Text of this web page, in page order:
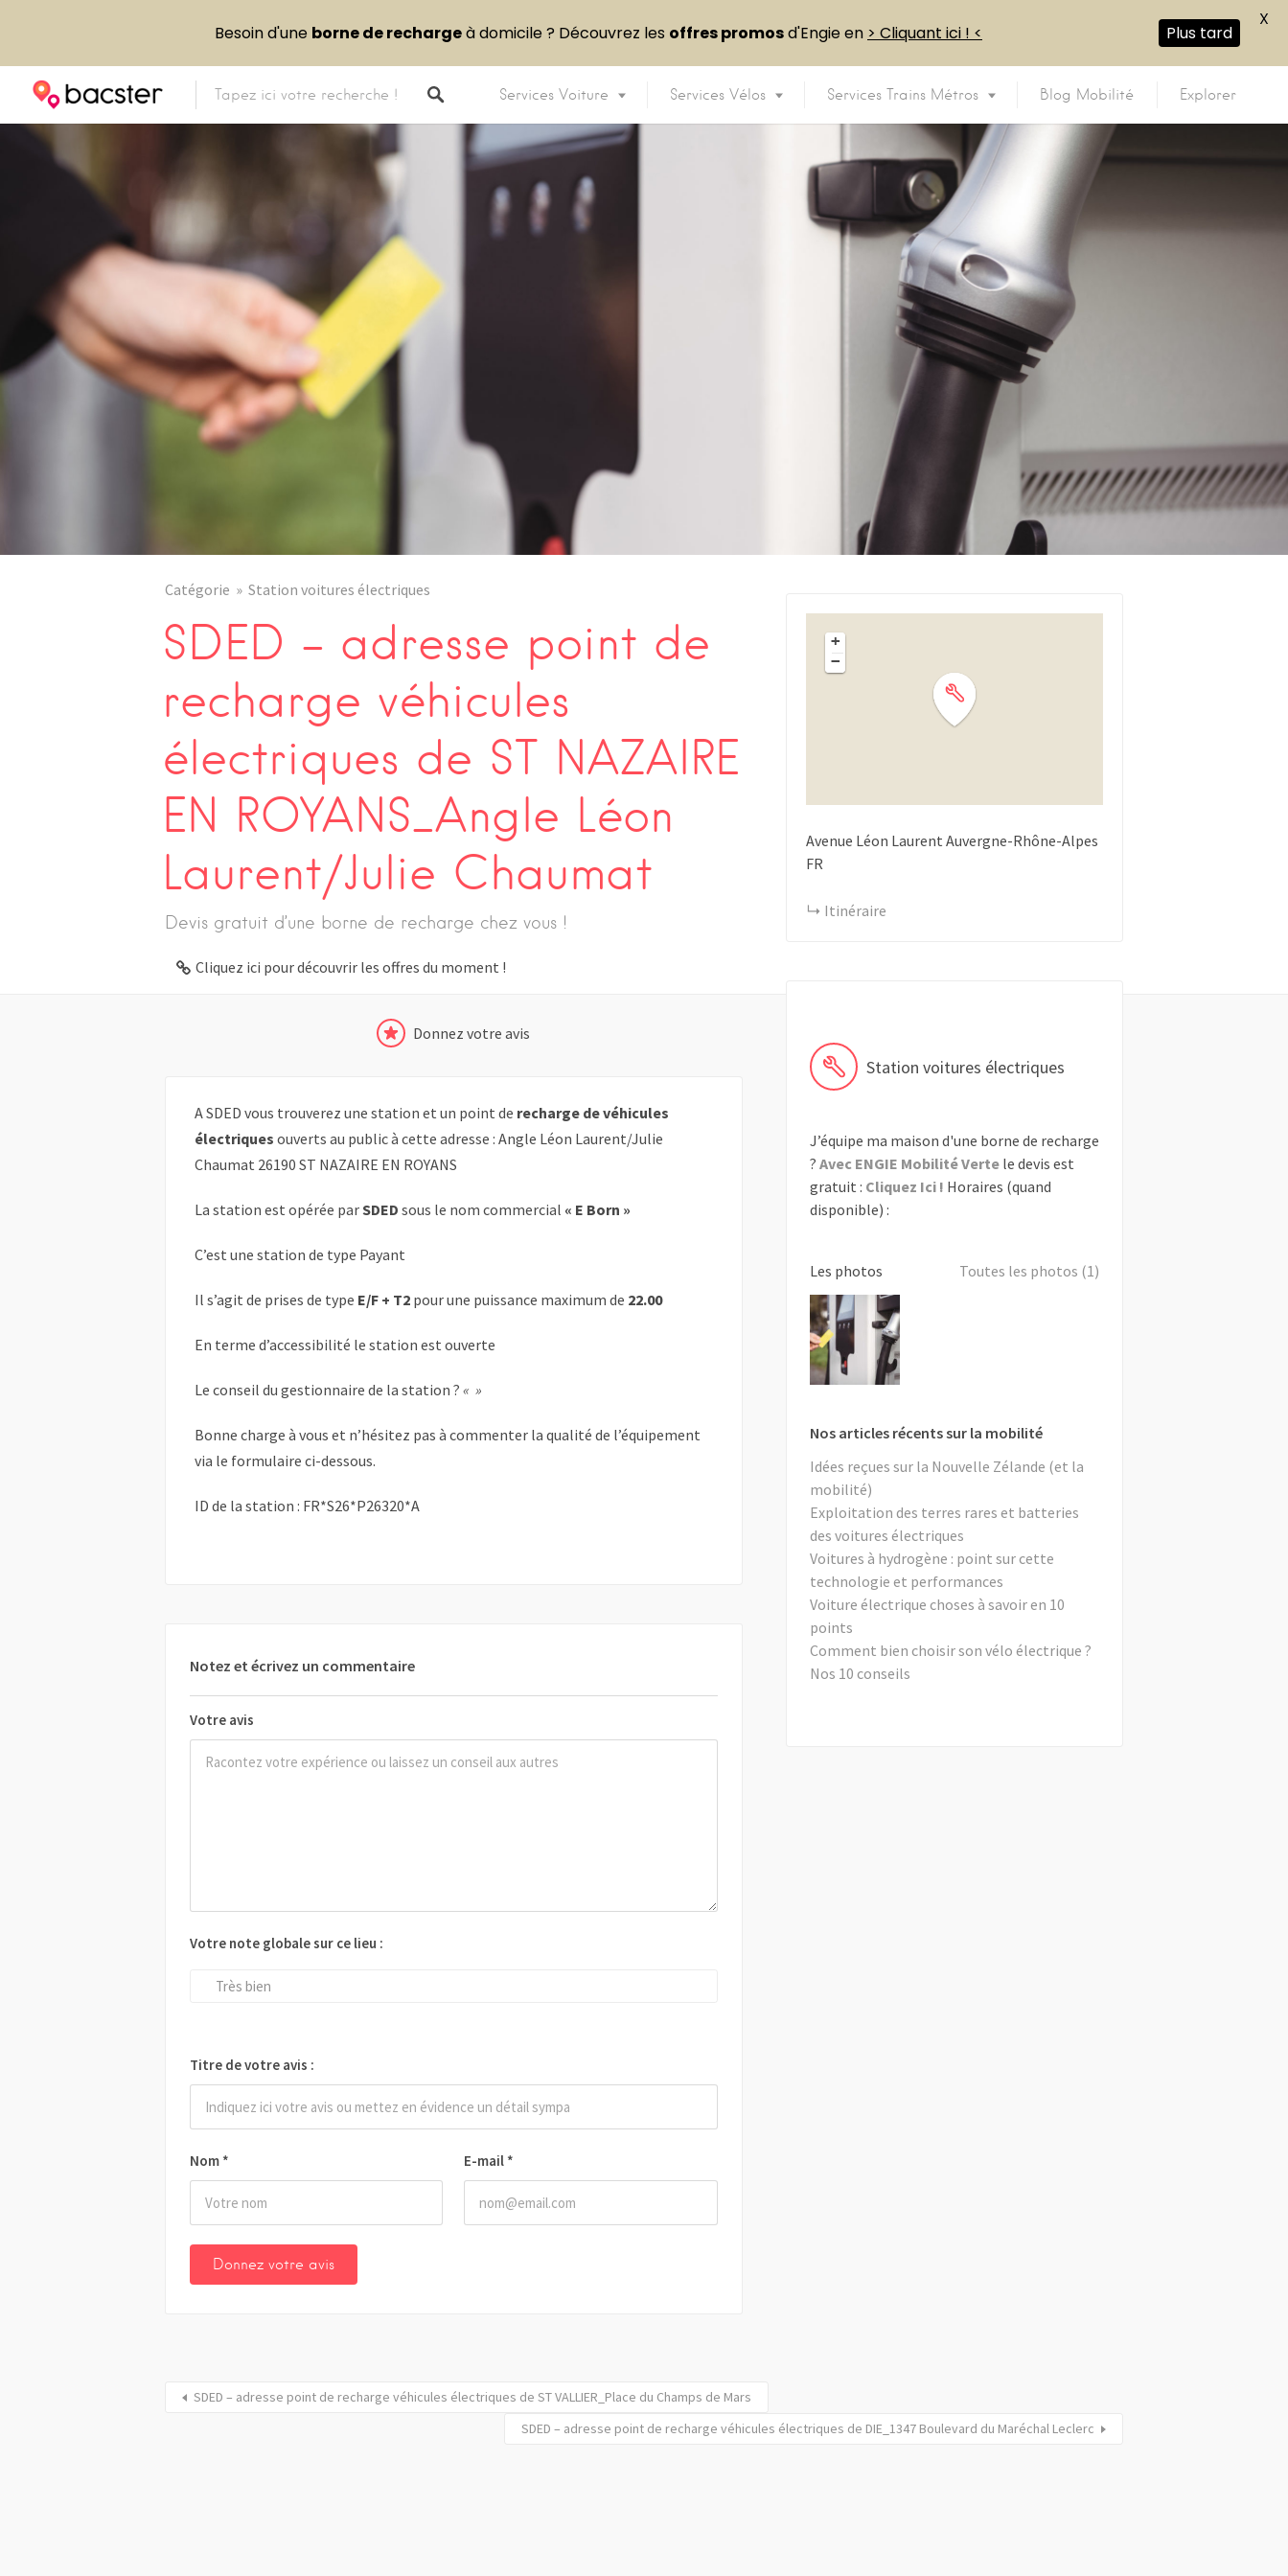
Services Voiture Services Vélos Services Trains Métros Blog Mobilité Explorer
Catégorie Station voitures électriques
SDED – adresse point de
recharge véhicules
électriques de ST NAZAIRE
EN ROYANS_Angle Léon
Laurent/Julie Chaumat
Devis gratuit d’une borne de recharge chez vous !
Cliquez ici pour découvrir les offres du moment !
Donnez votre avis
A SDED vous trouverez une station et un point de recharge de véhicules
électriques ouverts au public à cette adresse : Angle Léon Laurent/Julie
Chaumat 26190 ST NAZAIRE EN ROYANS
La station est opérée parSDED sous le nom commercial « E Born »
C’est une station de type Payant
Il s’agit de prises de type E/F + T2 pour une puissance maximum de 22.00
En terme d’accessibilité le station est ouverte
Le conseil du gestionnaire de la station ? « »
Bonne charge à vous et n’hésitez pas à commenter la qualité de l’équipement
via le formulaire ci-dessous.
ID de la station : FR*S26*P26320*A
Notez et écrivez un commentaire
Votre avis
Nom * E-mail *
Votre note globale sur ce lieu :
Très bien
Titre de votre avis :
+
−
Avenue Léon Laurent Auvergne-Rhône-Alpes
FR
Itinéraire
Station voitures électriques
J’équipe ma maison d'une borne de recharge
? Avec ENGIE Mobilité Vertele devis est
gratuit : Cliquez Ici ! Horaires (quand
disponible) :
Les photos Toutes les photos (1)
Nos articles récents sur la mobilité
Idées reçues sur la Nouvelle Zélande (et la
mobilité)
Exploitation des terres rares et batteries
des voitures électriques
Voitures à hydrogène : point sur cette
technologie et performances
Voiture électrique choses à savoir en 10
points
Comment bien choisir son vélo électrique ?
Nos 10 conseils
SDED – adresse point de recharge véhicules électriques de ST VALLIER_Place du Champs de Mars
SDED – adresse point de recharge véhicules électriques de DIE_1347 Boulevard du Maréchal Leclerc
Besoin d'une borne de rechargeà domicile ? Découvrez les offres promosd'Engie en > Cliquant ici ! < Plus tard
X